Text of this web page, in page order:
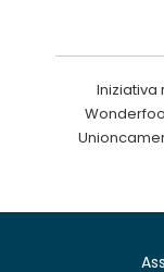
Iniziativa